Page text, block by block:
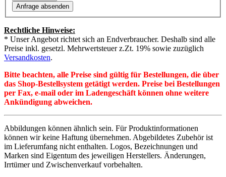
Rechtliche Hinweise:
* Unser Angebot richtet sich an Endverbraucher. Deshalb sind alle
Preise inkl. gesetzl. Mehrwertsteuer z.Zt. 19% sowie zuzüglich
Versandkosten.
Bitte beachten, alle Preise sind gültig für Bestellungen, die über
das Shop-Bestellsystem getätigt werden. Preise bei Bestellungen
per Fax, e-mail oder im Ladengeschäft können ohne weitere
Ankündigung abweichen.
Abbildungen können ähnlich sein. Für Produktinformationen
können wir keine Haftung übernehmen. Abgebildetes Zubehör ist
im Lieferumfang nicht enthalten. Logos, Bezeichnungen und
Marken sind Eigentum des jeweiligen Herstellers. Änderungen,
Irrtümer und Zwischenverkauf vorbehalten.